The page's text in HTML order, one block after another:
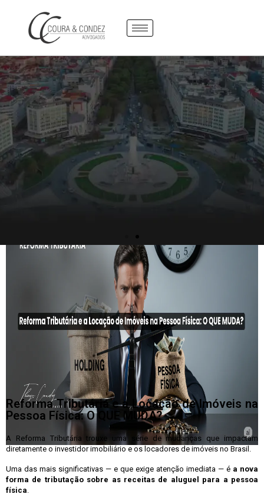
Reforma Tributária e a Locação de Imóveis na
Pessoa Física: O QUE MUDA?
A Reforma Tributária trouxe uma série de mudanças que impactam
diretamente o investidor imobiliário e os locadores de imóveis no Brasil.
Uma das mais significativas — e que exige atenção imediata — é a nova
forma de tributação sobre as receitas de aluguel para a pessoa
física